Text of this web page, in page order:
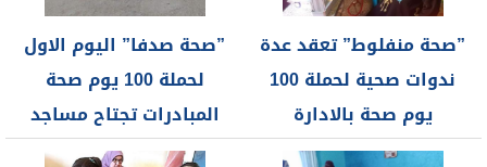
”صحة منفلوط” تعقد عدة
ندوات صحية لحملة 100
يوم صحة بالادارة
التعليمية
”صحة صدفا” اليوم الاول
لحملة 100 يوم صحة
المبادرات تجتاح مساجد
وكنائس...